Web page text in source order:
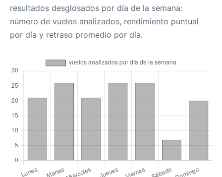
resultados desglosados por día de la semana:
número de vuelos analizados, rendimiento puntual
por día y retraso promedio por día.